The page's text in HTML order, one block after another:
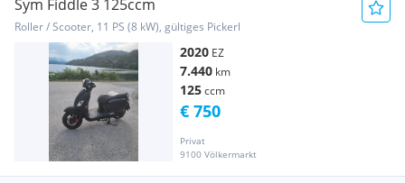
Sym Fiddle 3 125ccm
Roller / Scooter, 11 PS (8 kW), gültiges Pickerl
2020 EZ
7.440 km
125ccm
Privat
9100 Völkermarkt
€ 750